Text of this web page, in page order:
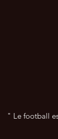
" Le football